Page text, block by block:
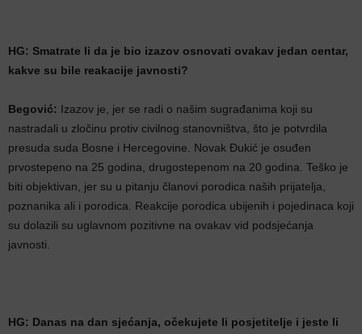
HG: Smatrate li da je bio izazov osnovati ovakav jedan centar,
kakve su bile reakacije javnosti?
Begović: Izazov je, jer se radi o našim sugrađanima koji su
nastradali u zločinu protiv civilnog stanovništva, što je potvrdila
presuda suda Bosne i Hercegovine. Novak Đukić je osuđen
prvostepeno na 25 godina, drugostepenom na 20 godina. Teško je
biti objektivan, jer su u pitanju članovi porodica naših prijatelja,
poznanika ali i porodica. Reakcije porodica ubijenih i pojedinaca koji
su dolazili su uglavnom pozitivne na ovakav vid podsjećanja
javnosti.
HG: Danas na dan sjećanja, očekujete li posjetitelje i jeste li